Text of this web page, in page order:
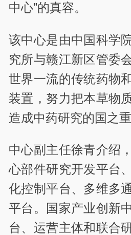
中心”的真容。
该中心是由中国科学
究所与赣江新区管委
世界一流的传统药物
装置，努力把本草物
造成中药研究的国之重
中心副主任徐青介绍
心部件研究开发平台
化控制平台、多维多
平台。国家产业创新
台、运营主体和联合